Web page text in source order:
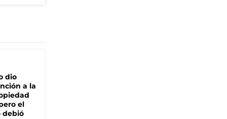
dio
a la
el
debió